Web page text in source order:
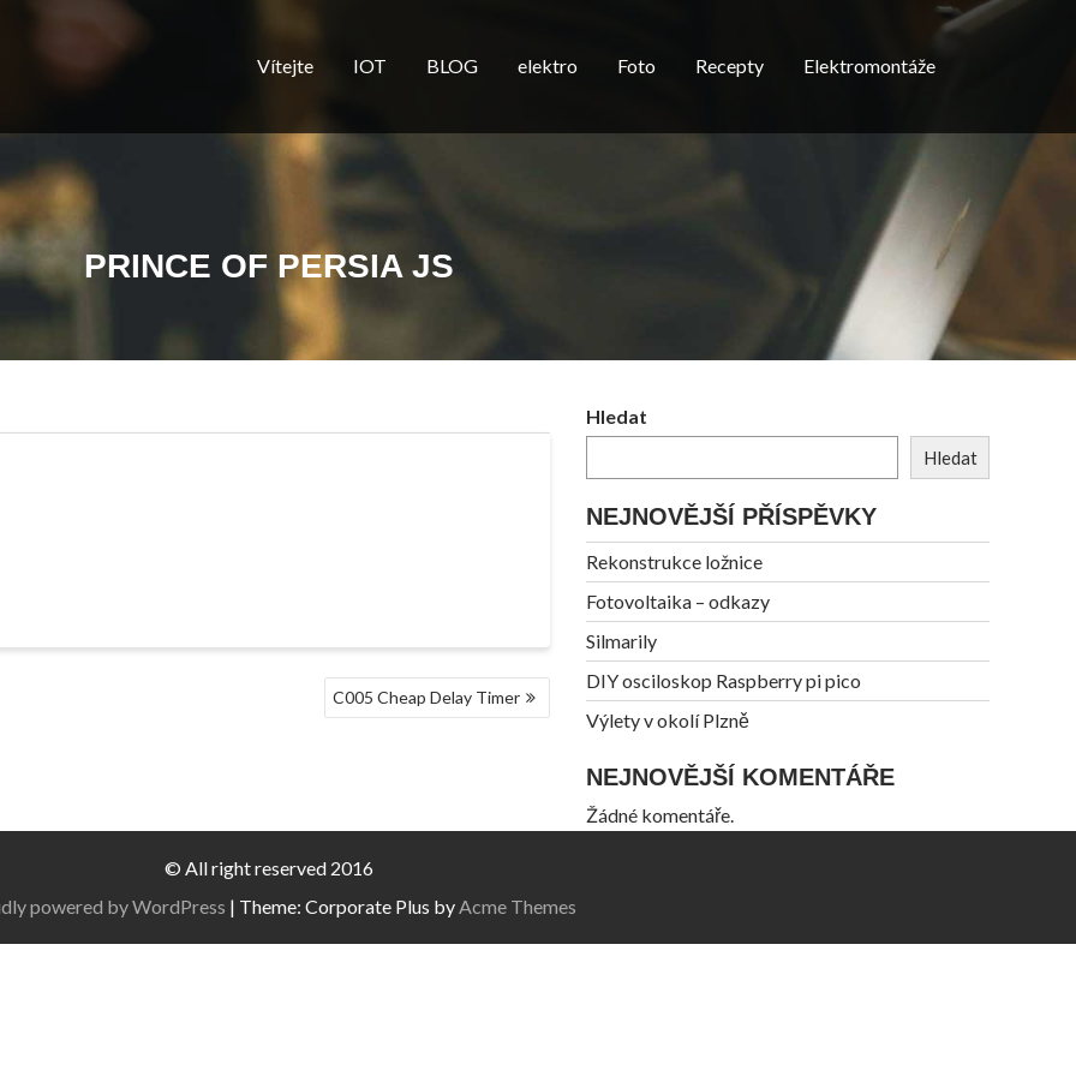
Vítejte IOT BLOG elektro Foto Recepty Elektromontáže
PRINCE OF PERSIA JS
C005 Cheap Delay Timer
Hledat
Hledat
NEJNOVĚJŠÍ PŘÍSPĚVKY
Rekonstrukce ložnice
Fotovoltaika – odkazy
Silmarily
DIY osciloskop Raspberry pi pico
Výlety v okolí Plzně
NEJNOVĚJŠÍ KOMENTÁŘE
Žádné komentáře.
© All right reserved 2016
powered by WordPress | Theme: Corporate Plus byAcme Themes